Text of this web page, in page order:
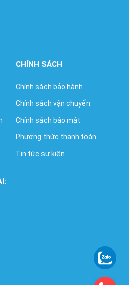
CHÍNH SÁCH
Chính sách bảo hành
Chính sách vận chuyển
Chính sách bảo mật
Phương thức thanh toán
Tin tức sự kiện